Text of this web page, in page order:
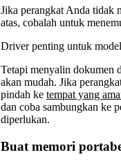
Jika perangkat Anda tidak
atas, cobalah untuk
Driver penting untuk
Tetapi menyalin dokumen
akan mudah. Jika
pindah ke tempat yang
dan coba sambungkan ke
diperlukan.
Buat memori